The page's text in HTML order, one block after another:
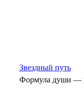
Звездный путь
Формула души —